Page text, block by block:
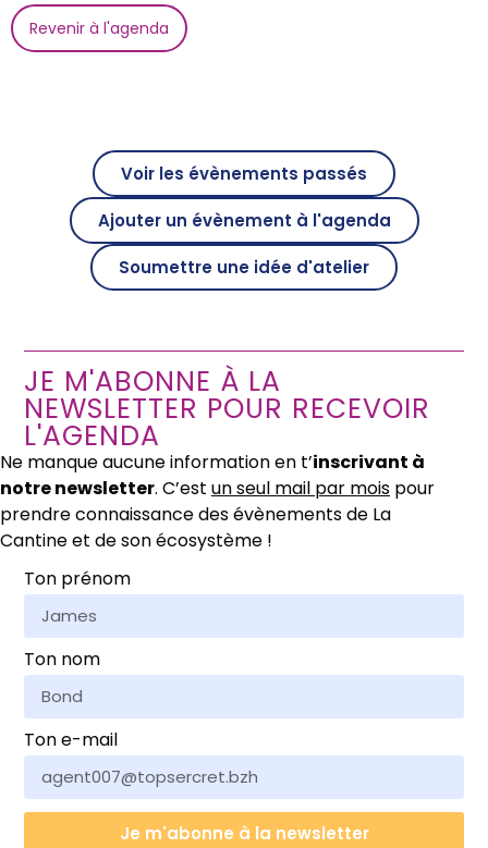
Revenir à l'agenda
Voir les évènements passés
Ajouter un évènement à l'agenda
Soumettre une idée d'atelier
JE M'ABONNE À LA
NEWSLETTER POUR RECEVOIR
L'AGENDA
Ne manque aucune information en t’inscrivant à
notre newsletter. C’est un seul mail par mois pour
prendre connaissance des évènements de La
Cantine et de son écosystème !
Ton prénom
Ton nom
Ton e-mail
Je m'abonne à la newsletter